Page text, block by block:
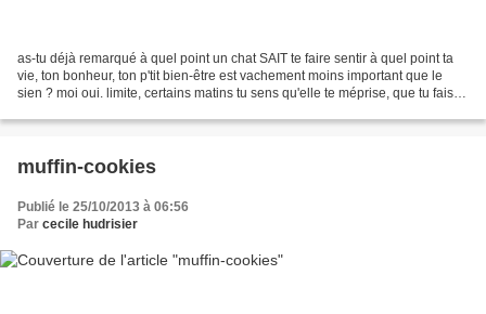
as-tu déjà remarqué à quel point un chat SAIT te faire sentir à quel point ta
vie, ton bonheur, ton p'tit bien-être est vachement moins important que le
sien ? moi oui. limite, certains matins tu sens qu'elle te méprise, que tu fais
muffin-cookies
Publié le 25/10/2013 à 06:56
Par cecile hudrisier